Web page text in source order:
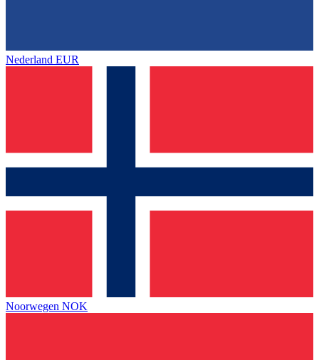
Nederland EUR
Noorwegen NOK